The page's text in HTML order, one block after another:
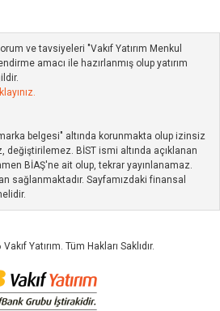
ve tavsiyeleri "Vakıf Yatırım Menkul
amacı ile hazırlanmış olup yatırım
belgesi" altında korunmakta olup izinsiz
değiştirilemez. BİST ismi altında açıklanan
BİAŞ'ne ait olup, tekrar yayınlanamaz.
sağlanmaktadır. Sayfamızdaki finansal
Yatırım. Tüm Hakları Saklıdır.